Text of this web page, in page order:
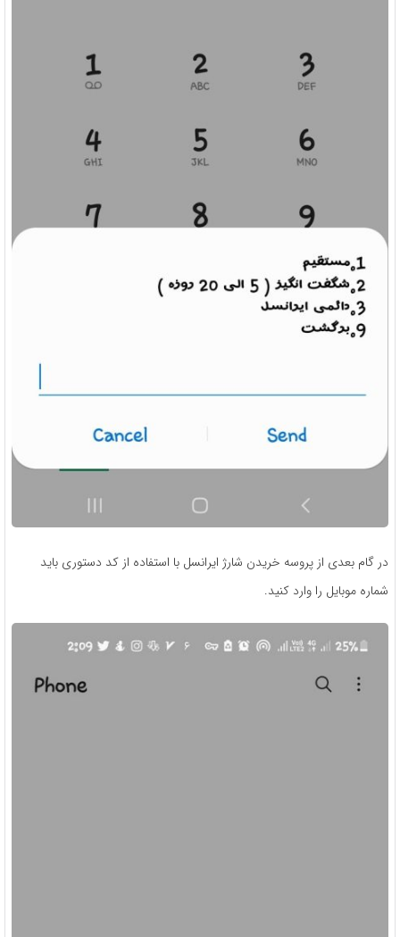
در گام بعدی از پروسه خریدن شارژ ایرانسل با استفاده از کد دستوری باید
شماره موبایل را وارد کنید.